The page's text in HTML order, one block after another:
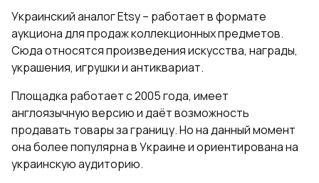
Украинский аналог Etsy – работает в формате
аукциона для продаж коллекционных предметов.
Сюда относятся произведения искусства, награды,
украшения, игрушки и антиквариат.
Площадка работает с 2005 года, имеет
англоязычную версию и даёт возможность
продавать товары за границу. Но на данный момент
она более популярна в Украине и ориентирована на
украинскую аудиторию.